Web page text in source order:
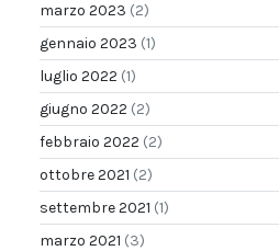
marzo 2023 (2)
gennaio 2023 (1)
luglio 2022 (1)
giugno 2022 (2)
febbraio 2022 (2)
ottobre 2021 (2)
settembre 2021 (1)
marzo 2021 (3)